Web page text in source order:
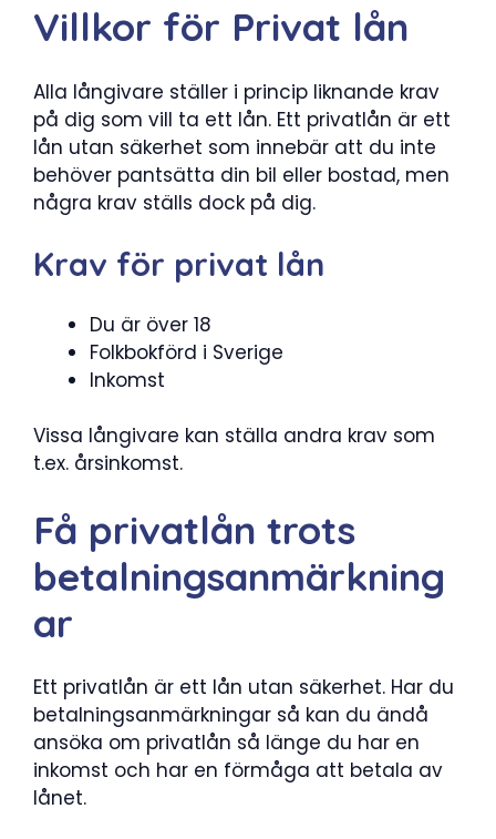
Villkor för Privat lån
Alla långivare ställer i princip liknande krav
på dig som vill ta ett lån. Ett privatlån är ett
lån utan säkerhet som innebär att du inte
behöver pantsätta din bil eller bostad, men
några krav ställs dock på dig.
Krav för privat lån
Du är över 18
Folkbokförd i Sverige
Inkomst
Vissa långivare kan ställa andra krav som
t.ex. årsinkomst.
Få privatlån trots
betalningsanmärkning
ar
Ett privatlån är ett lån utan säkerhet. Har du
betalningsanmärkningar så kan du ändå
ansöka om privatlån så länge du har en
inkomst och har en förmåga att betala av
lånet.